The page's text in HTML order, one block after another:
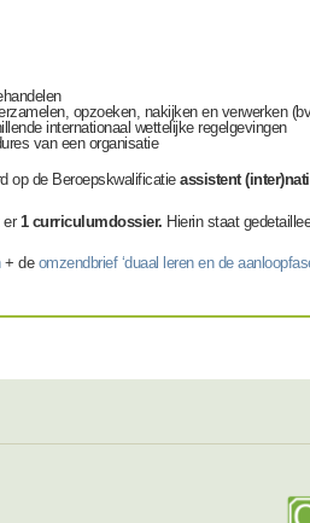
opzoeken, nakijken en verwerken
internationaal wettelijke regelgevingen
van een organisatie
op de Beroepskwalificatieassistent
er 1 curriculumdossier. Hierin staat
+ de omzendbrief ‘duaal leren en de